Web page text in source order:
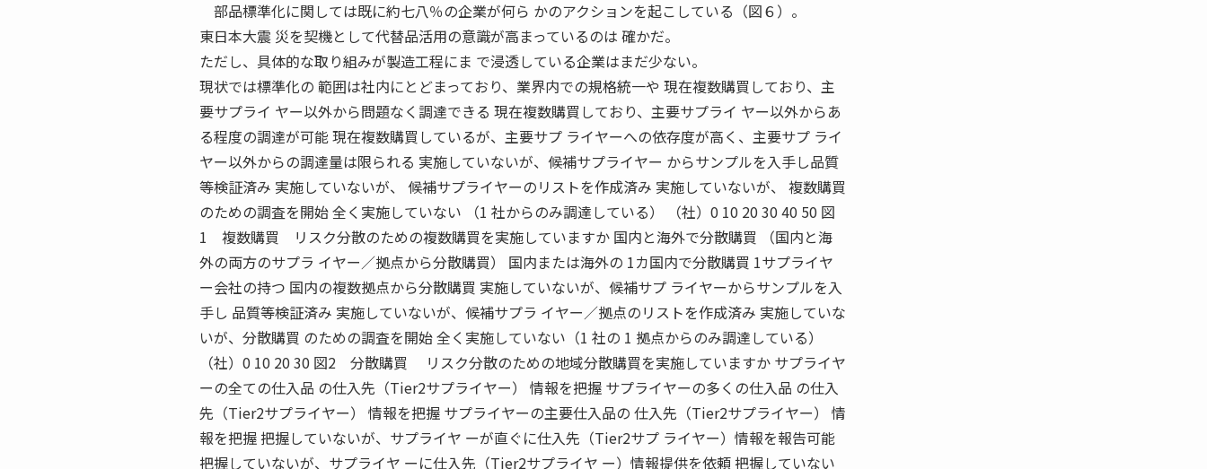
部品標準化に関しては既に約七八％の企業が何ら かのアクションを起こしている（図６）。
東日本大震 災を契機として代替品活用の意識が高まっているのは 確かだ。
ただし、具体的な取り組みが製造工程にま で浸透している企業はまだ少ない。
現状では標準化の 範囲は社内にとどまっており、業界内での規格統一や 現在複数購買しており、主
要サプライ ヤー以外から問題なく調達できる 現在複数購買しており、主要サプライ ヤー以外からあ
る程度の調達が可能 現在複数購買しているが、主要サプ ライヤーへの依存度が高く、主要サプ ライ
ヤー以外からの調達量は限られる 実施していないが、候補サプライヤー からサンプルを入手し品質
等検証済み 実施していないが、 候補サプライヤーのリストを作成済み 実施していないが、 複数購買
のための調査を開始 全く実施していない （1 社からのみ調達している） （社）0 10 20 30 40 50 図
1 複数購買 リスク分散のための複数購買を実施していますか 国内と海外で分散購買 （国内と海
外の両方のサプラ イヤー／拠点から分散購買） 国内または海外の 1カ国内で分散購買 1サプライヤ
ー会社の持つ 国内の複数拠点から分散購買 実施していないが、候補サプ ライヤーからサンプルを入
手し 品質等検証済み 実施していないが、候補サプラ イヤー／拠点のリストを作成済み 実施していな
いが、分散購買 のための調査を開始 全く実施していない（1 社の 1 拠点からのみ調達している）
（社）0 10 20 30 図2 分散購買 リスク分散のための地域分散購買を実施していますか サプライヤ
ーの全ての仕入品 の仕入先（Tier2サプライヤー） 情報を把握 サプライヤーの多くの仕入品 の仕入
先（Tier2サプライヤー） 情報を把握 サプライヤーの主要仕入品の 仕入先（Tier2サプライヤー） 情
報を把握 把握していないが、サプライヤ ーが直ぐに仕入先（Tier2サプ ライヤー）情報を報告可能
把握していないが、サプライヤ ーに仕入先（Tier2サプライヤ ー）情報提供を依頼 把握していない